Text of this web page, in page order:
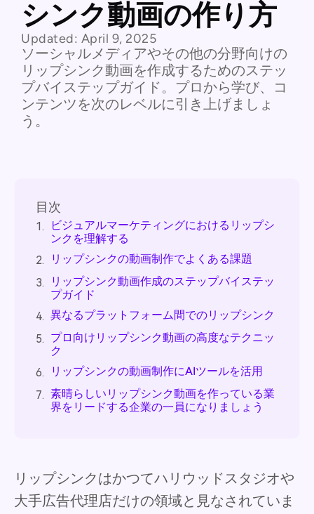
シンク動画の作り方 ‍
Updated: April 9, 2025
ソーシャルメディアやその他の分野向けの
リップシンク動画を作成するためのステッ
プバイステップガイド。プロから学び、コ
ンテンツを次のレベルに引き上げましょ
う。
目次
1.
ビジュアルマーケティングにおけるリップシ
ンクを理解する
2.
リップシンクの動画制作でよくある課題
3.
リップシンク動画作成のステップバイステッ
プガイド
4. 異なるプラットフォーム間でのリップシンク
5. プロ向けリップシンク動画の高度なテクニッ
ク
6.
リップシンクの動画制作にAIツールを活用
7. 素晴らしいリップシンク動画を作っている業
界をリードする企業の一員になりましょう
リップシンクはかつてハリウッドスタジオや
大手広告代理店だけの領域と見なされていま